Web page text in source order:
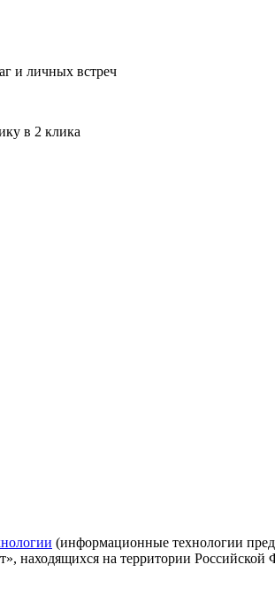
и личных встреч
в 2 клика
(информационные технологии
находящихся на территории Российской